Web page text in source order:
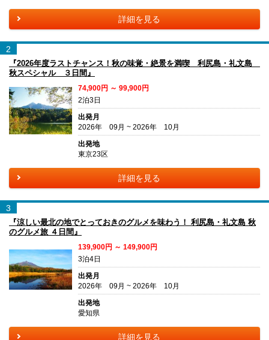
詳細を見る
2
『2026年度ラストチャンス！秋の味覚・絶景を満喫 利尻島・礼文島
秋スペシャル ３日間』
74,900円 ～ 99,900円
2泊3日
出発月
2026年 09月 ~ 2026年 10月
出発地
東京23区
詳細を見る
3
『涼しい最北の地でとっておきのグルメを味わう！ 利尻島・礼文島 秋
のグルメ旅 ４日間』
139,900円 ～ 149,900円
3泊4日
出発月
2026年 09月 ~ 2026年 10月
出発地
愛知県
詳細を見る